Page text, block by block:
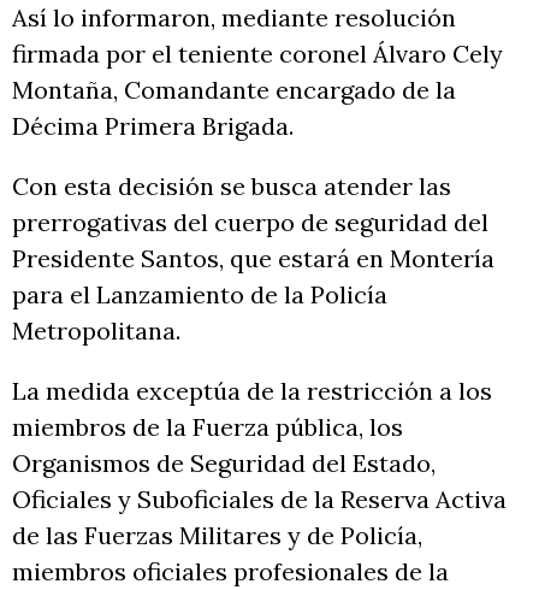
Así lo informaron, mediante resolución
firmada por el teniente coronel Álvaro Cely
Montaña, Comandante encargado de la
Décima Primera Brigada.
Con esta decisión se busca atender las
prerrogativas del cuerpo de seguridad del
Presidente Santos, que estará en Montería
para el Lanzamiento de la Policía
Metropolitana.
La medida exceptúa de la restricción a los
miembros de la Fuerza pública, los
Organismos de Seguridad del Estado,
Oficiales y Suboficiales de la Reserva Activa
de las Fuerzas Militares y de Policía,
miembros oficiales profesionales de la